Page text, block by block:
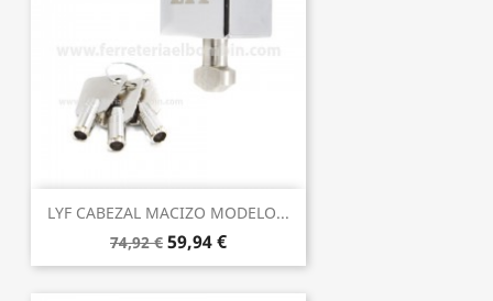
LYF CABEZAL MACIZO MODELO...
74,92 € 59,94 €